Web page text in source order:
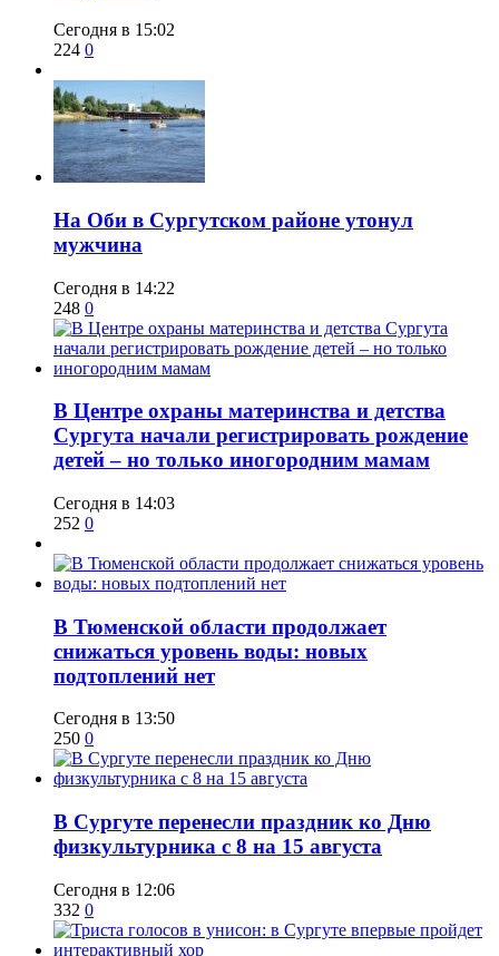
Сегодня в 15:02
224 0
​На Оби в Сургутском районе утонул
мужчина
Сегодня в 14:22
248 0
​В Центре охраны материнства и детства
Сургута начали регистрировать рождение
детей – но только иногородним мамам
Сегодня в 14:03
252 0
​В Тюменской области продолжает
снижаться уровень воды: новых
подтоплений нет
Сегодня в 13:50
250 0
​В Сургуте перенесли праздник ко Дню
физкультурника с 8 на 15 августа
Сегодня в 12:06
332 0